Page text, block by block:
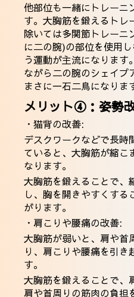
他部位も一緒にトレーニ
す。大胸筋を鍛えるトレ
除いては多関節トレーニ
に二の腕)の部位を使用
う運動が主流になります
ながら二の腕のシェイプ
まさに一石二鳥になりま
メリット④：姿勢
・猫背の改善:
デスクワークなどで長時
ていると、大胸筋が縮こ
なります。
大胸筋を鍛えることで、
し、胸を開きやすくする
がります。
・肩こりや腰痛の改善:
大胸筋が弱いと、肩や首
り、肩こりや腰痛を引き
す。
大胸筋を鍛えることで、
肩や首周りの筋肉の負担